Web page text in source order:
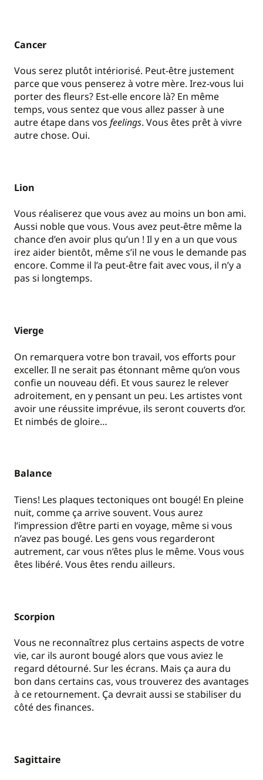
Cancer
Vous serez plutôt intériorisé. Peut-être justement
parce que vous penserez à votre mère. Irez-vous lui
porter des fleurs? Est-elle encore là? En même
temps, vous sentez que vous allez passer à une
autre étape dans vos feelings. Vous êtes prêt à vivre
autre chose. Oui.
Lion
Vous réaliserez que vous avez au moins un bon ami.
Aussi noble que vous. Vous avez peut-être même la
chance d’en avoir plus qu’un ! Il y en a un que vous
irez aider bientôt, même s’il ne vous le demande pas
encore. Comme il l’a peut-être fait avec vous, il n’y a
pas si longtemps.
Vierge
On remarquera votre bon travail, vos efforts pour
exceller. Il ne serait pas étonnant même qu’on vous
confie un nouveau défi. Et vous saurez le relever
adroitement, en y pensant un peu. Les artistes vont
avoir une réussite imprévue, ils seront couverts d’or.
Et nimbés de gloire…
Balance
Tiens! Les plaques tectoniques ont bougé! En pleine
nuit, comme ça arrive souvent. Vous aurez
l’impression d’être parti en voyage, même si vous
n’avez pas bougé. Les gens vous regarderont
autrement, car vous n’êtes plus le même. Vous vous
êtes libéré. Vous êtes rendu ailleurs.
Scorpion
Vous ne reconnaîtrez plus certains aspects de votre
vie, car ils auront bougé alors que vous aviez le
regard détourné. Sur les écrans. Mais ça aura du
bon dans certains cas, vous trouverez des avantages
à ce retournement. Ça devrait aussi se stabiliser du
côté des finances.
Sagittaire